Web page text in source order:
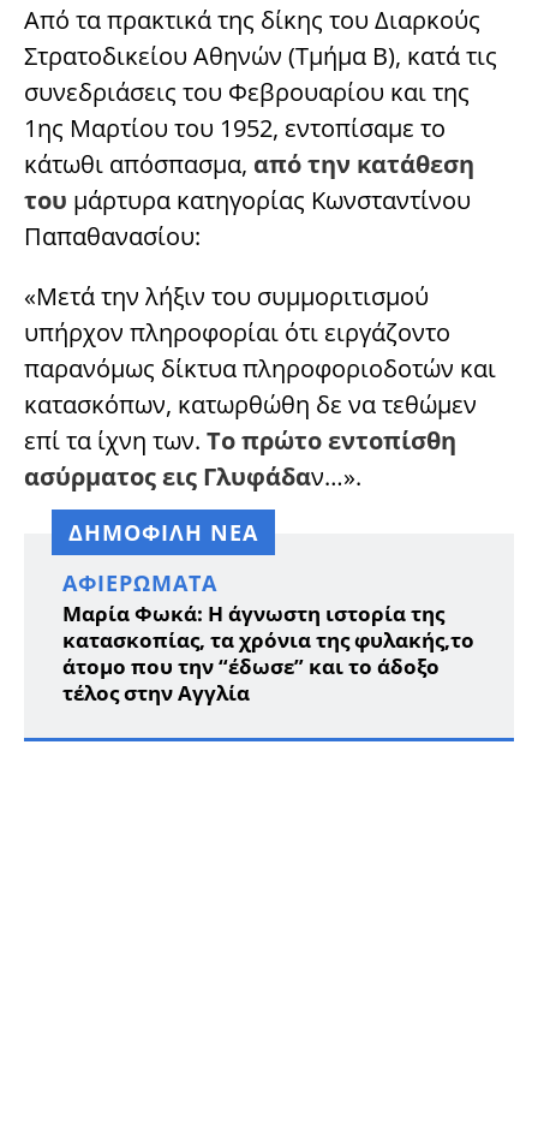
Από τα πρακτικά της δίκης του Διαρκούς
Στρατοδικείου Αθηνών (Τμήμα Β), κατά τις
συνεδριάσεις του Φεβρουαρίου και της
1ης Μαρτίου του 1952, εντοπίσαμε το
κάτωθι απόσπασμα, από την κατάθεση
του μάρτυρα κατηγορίας Κωνσταντίνου
Παπαθανασίου:
«Μετά την λήξιν του συμμοριτισμού
υπήρχον πληροφορίαι ότι ειργάζοντο
παρανόμως δίκτυα πληροφοριοδοτών και
κατασκόπων, κατωρθώθη δε να τεθώμεν
επί τα ίχνη των. Το πρώτο εντοπίσθη
ασύρματος εις Γλυφάδαν…».
ΔΗΜΟΦΙΛΗ ΝΕΑ
ΑΦΙΕΡΏΜΑΤΑ
Μαρία Φωκά: Η άγνωστη ιστορία της
κατασκοπίας, τα χρόνια της φυλακής,το
άτομο που την “έδωσε” και το άδοξο
τέλος στην Αγγλία